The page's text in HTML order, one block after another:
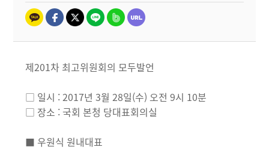
제201차 최고위원회의 모두발언
□ 일시 : 2017년 3월 28일(수) 오전 9시 10분
□ 장소 : 국회 본청 당대표회의실
■ 우원식 원내대표